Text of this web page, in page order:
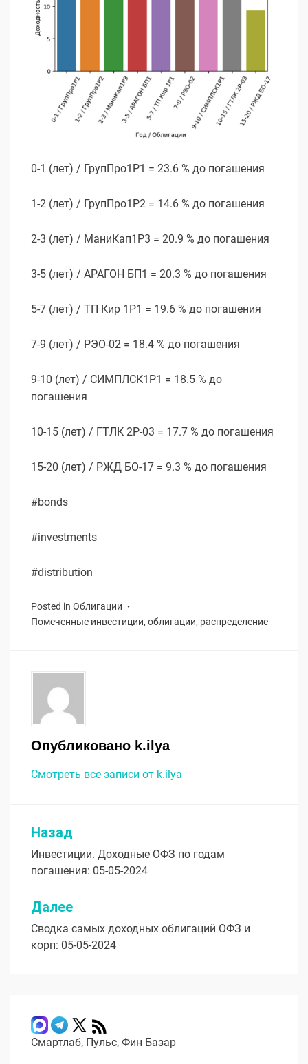
0-1 (лет) / ГрупПро1P1 = 23.6 % до погашения
1-2 (лет) / ГрупПро1P2 = 14.6 % до погашения
2-3 (лет) / МаниКап1Р3 = 20.9 % до погашения
3-5 (лет) / АРАГОН БП1 = 20.3 % до погашения
5-7 (лет) / ТП Кир 1P1 = 19.6 % до погашения
7-9 (лет) / РЭО-02 = 18.4 % до погашения
9-10 (лет) / СИМПЛСК1Р1 = 18.5 % до
погашения
10-15 (лет) / ГТЛК 2P-03 = 17.7 % до погашения
15-20 (лет) / РЖД БО-17 = 9.3 % до погашения
#bonds
#investments
#distribution
Posted in Облигации
Помеченные инвестиции, облигации, распределение
Опубликовано k.ilya
Смотреть все записи от k.ilya
Навигация
по
записям
Назад
Инвестиции. Доходные ОФЗ по годам
погашения: 05-05-2024
Далее
Сводка самых доходных облигаций ОФЗ и
корп: 05-05-2024
Смартлаб, Пульс, Фин Базар